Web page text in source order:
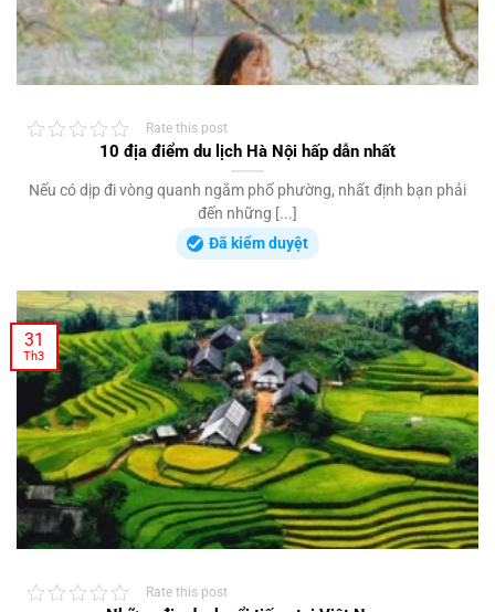
Rate this post
10 địa điểm du lịch Hà Nội hấp dẫn nhất
Nếu có dịp đi vòng quanh ngắm phố phường, nhất định bạn phải
đến những [...]
Đã kiểm duyệt
Rate this post
31
Th3